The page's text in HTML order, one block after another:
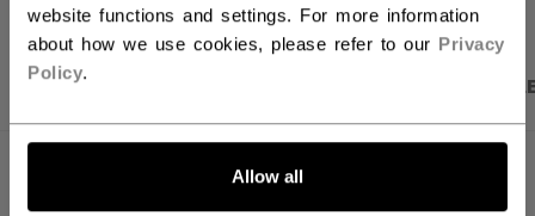
website functions and settings. For more information
about how we use cookies, please refer to our Privacy
Policy.
Allow all
PRODUKTBILDER
SPESIFIKASJONER